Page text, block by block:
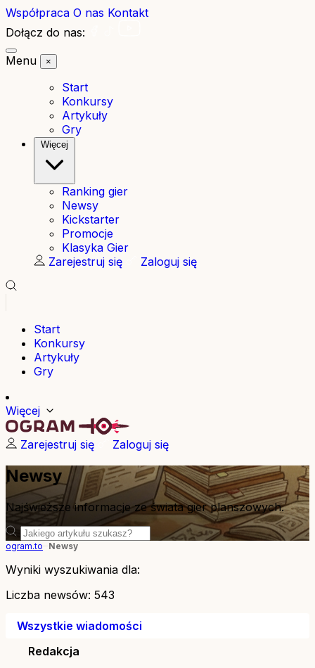
Współpraca O nas Kontakt
Dołącz do nas:
Menu
×
Start
Konkursy
Artykuły
Gry
Więcej
Ranking gier
Newsy
Kickstarter
Promocje
Klasyka Gier
Zarejestruj się
Zaloguj się
Start
Konkursy
Artykuły
Gry
Więcej
Zarejestruj się Zaloguj się
Newsy
Najświeższe informacje ze świata gier planszowych.
ogram.to Newsy
Wyniki wyszukiwania dla:
Liczba newsów: 543
Wszystkie wiadomości
Redakcja